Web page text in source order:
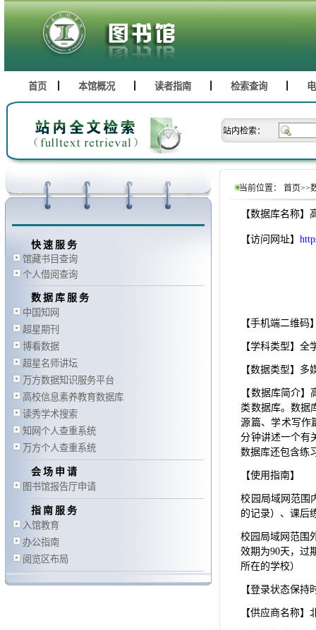
首页 本馆概况 读者指南 检索查询
站内检索：
快速服务
馆藏书目查询
个人借阅查询
数据库服务
中国知网
超星期刊
博看数据
超星名师讲坛
万方数据知识服务平台
高校信息素养教育数据库
读秀学术搜索
知网个人查重系统
万方个人查重系统
会场申请
图书馆报告厅申请
指南服务
入馆教育
办公指南
阅览区布局
当前位置：首页>>
【数据库名称
【访问网址】
【手机端二维码
【学科类型】全
【数据类型】多
【数据库简介
类数据库。数据
源篇、学术写作
分钟讲述一个有
数据库还包含练
【使用指南】
校园局域网范围
的记录）、课后
校园局域网范围
效期为90天，过
所在的学校）
【登录状态保持
【供应商名称